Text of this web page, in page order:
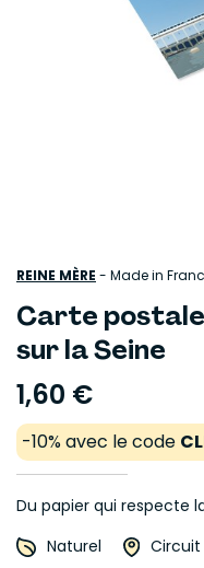
REINE MÈRE - Made in
Carte
sur la Seine
1,60 €
-10% avec le code
Du papier qui respecte
Naturel